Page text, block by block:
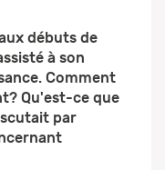
débuts de
à son
Comment
Qu'est-ce que
par